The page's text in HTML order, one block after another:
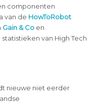
componenten
van de HowToRobot
Gain & Coen
van High Tech
nieuwe niet eerder